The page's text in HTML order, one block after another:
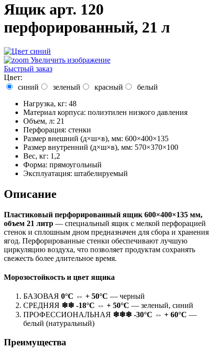
Ящик арт. 120
перфорированный, 21 л
Увеличить изображение
Быстрый заказ
Цвет:
синий
зеленый красный
белый
Нагрузка, кг: 48
Материал корпуса: полиэтилен низкого давления
Объем, л: 21
Перфорация: стенки
Размер внешний (д×ш×в), мм: 600×400×135
Размер внутренний (д×ш×в), мм: 570×370×100
Вес, кг: 1,2
Форма: прямоугольный
Эксплуатация: штабелируемый
Описание
Пластиковый перфорированный ящик 600×400×135 мм,
объем 21 литр — специальный ящик с мелкой перфорацией
стенок и сплошным дном предназначен для сбора и хранения
ягод. Перфорированные стенки обеспечивают лучшую
циркуляцию воздуха, что позволяет продуктам сохранять
свежесть более длительное время.
Морозостойкость и цвет ящика
БАЗОВАЯ 0°С ⇔ + 50°С — черный
СРЕДНЯЯ ❄❄ -18°С ⇔ + 50°С — зеленый, синий
ПРОФЕССИОНАЛЬНАЯ ❄❄❄ -30°С ⇔ + 60°С —
белый (натуральный)
Преимущества